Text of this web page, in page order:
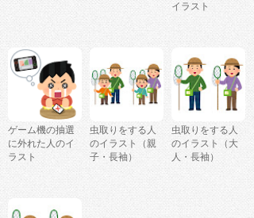
イラスト
ゲーム機の抽選
に外れた人のイ
ラスト
虫取りをする人
のイラスト（親
子・長袖）
虫取りをする人
のイラスト（大
人・長袖）